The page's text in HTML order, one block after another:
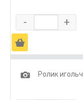
- +
Ä
1
Ролик